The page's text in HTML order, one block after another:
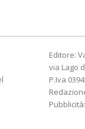
Editore:
via Lago
P.Iva
Pubblicità: